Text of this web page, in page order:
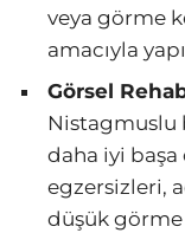
veya görme
amacıyla
Görsel
Nistagmuslu
daha iyi
egzersizleri,
düşük görme